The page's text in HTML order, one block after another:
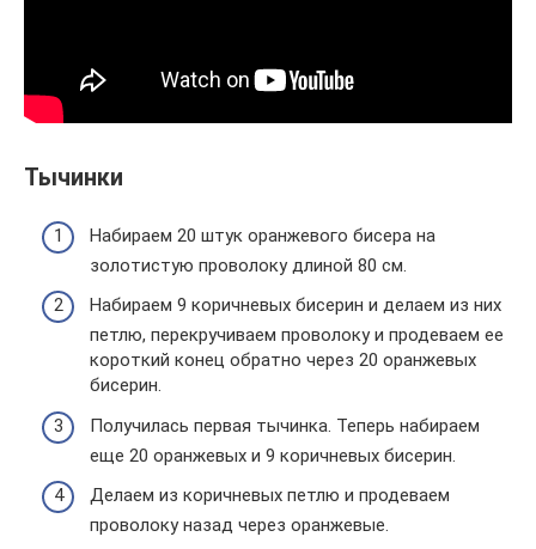
Тычинки
Набираем 20 штук оранжевого бисера на
золотистую проволоку длиной 80 см.
Набираем 9 коричневых бисерин и делаем из них
петлю, перекручиваем проволоку и продеваем ее
короткий конец обратно через 20 оранжевых
бисерин.
Получилась первая тычинка. Теперь набираем
еще 20 оранжевых и 9 коричневых бисерин.
Делаем из коричневых петлю и продеваем
проволоку назад через оранжевые.